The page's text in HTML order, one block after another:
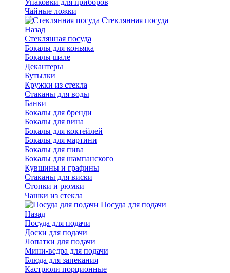
Чайные ложки
Стеклянная посуда
Назад
Стеклянная посуда
Бокалы для коньяка
Бокалы шале
Декантеры
Бутылки
Кружки из стекла
Стаканы для воды
Банки
Бокалы для бренди
Бокалы для вина
Бокалы для коктейлей
Бокалы для мартини
Бокалы для пива
Бокалы для шампанского
Кувшины и графины
Стаканы для виски
Стопки и рюмки
Чашки из стекла
Посуда для подачи
Назад
Посуда для подачи
Доски для подачи
Лопатки для подачи
Мини-ведра для подачи
Блюда для запекания
Кастрюли порционные